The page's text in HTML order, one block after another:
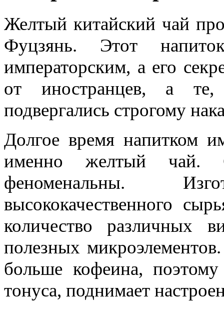
Желтый китайский чай
Фуцзянь. Этот
императорским, а его
от иностранцев, а
подвергались строгому
Долгое время напитком
именно желтый чай.
феноменальны.
высококачественного
количество различных
полезных
больше кофеина,
тонуса, поднимает